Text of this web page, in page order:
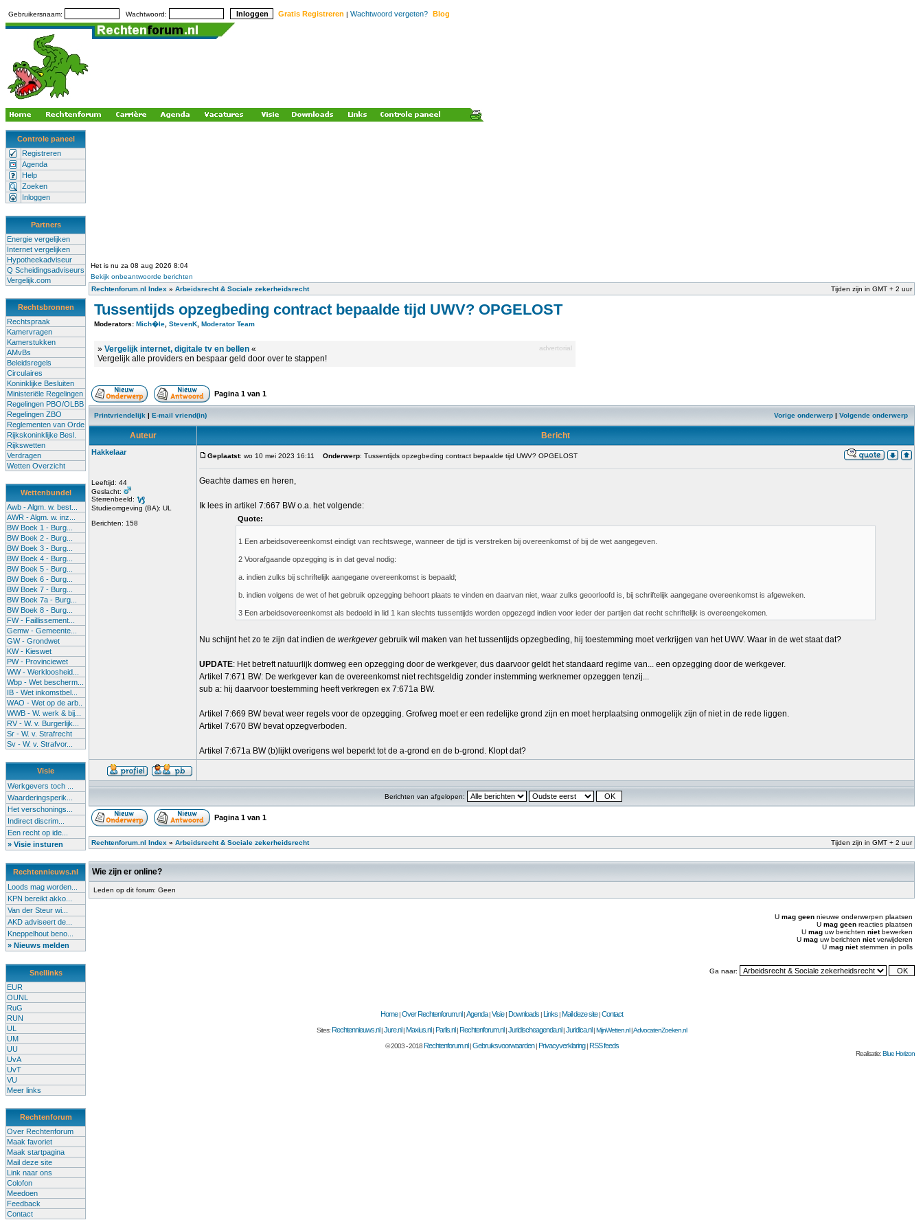
Gebruikersnaam: Wachtwoord: Gratis Registreren | Wachtwoord vergeten? Blog
Controle paneel
Registreren
Agenda
Help
Zoeken
Inloggen
Partners
Energie vergelijken
Internet vergelijken
Hypotheekadviseur
Q Scheidingsadviseurs
Vergelijk.com
Rechtsbronnen
Rechtspraak
Kamervragen
Kamerstukken
AMvBs
Beleidsregels
Circulaires
Koninklijke Besluiten
Ministeriële Regelingen
Regelingen PBO/OLBB
Regelingen ZBO
Reglementen van Orde
Rijkskoninklijke Besl.
Rijkswetten
Verdragen
Wetten Overzicht
Wettenbundel
Awb - Algm. w. best...
AWR - Algm. w. inz...
BW Boek 1 - Burg...
BW Boek 2 - Burg...
BW Boek 3 - Burg...
BW Boek 4 - Burg...
BW Boek 5 - Burg...
BW Boek 6 - Burg...
BW Boek 7 - Burg...
BW Boek 7a - Burg...
BW Boek 8 - Burg...
FW - Faillissement...
Gemw - Gemeente...
GW - Grondwet
KW - Kieswet
PW - Provinciewet
WW - Werkloosheid...
Wbp - Wet bescherm...
IB - Wet inkomstbel...
WAO - Wet op de arb..
WWB - W. werk & bij...
RV - W. v. Burgerlijk...
Sr - W. v. Strafrecht
Sv - W. v. Strafvor...
Visie
Werkgevers toch ...
Waarderingsperik...
Het verschonings...
Indirect discrim...
Een recht op ide...
» Visie insturen
Rechtennieuws.nl
Loods mag worden...
KPN bereikt akko...
Van der Steur wi...
AKD adviseert de...
Kneppelhout beno...
» Nieuws melden
Snellinks
EUR
OUNL
RuG
RUN
UL
UM
UU
UvA
UvT
VU
Meer links
Rechtenforum
Over Rechtenforum
Maak favoriet
Maak startpagina
Mail deze site
Link naar ons
Colofon
Meedoen
Feedback
Contact
Het is nu za 08 aug 2026 8:04
Bekijk onbeantwoorde berichten
Rechtenforum.nl Index » Arbeidsrecht & Sociale zekerheidsrecht Tijden zijn in GMT + 2 uur
Tussentijds opzegbeding contract bepaalde tijd UWV? OPGELOST
Moderators: Mich�le StevenK Moderator Team
» Vergelijk internet, digitale tv en bellen « advertorial
Vergelijk alle providers en bespaar geld door over te stappen!
Pagina 1 van 1
Printvriendelijk | E-mail vriend(in) Vorige onderwerp | Volgende onderwerp
Auteur Bericht
Hakkelaar
Leeftijd: 44
Geslacht:
Sterrenbeeld:
Studieomgeving (BA): UL
Berichten: 158
Geplaatst: wo 10 mei 2023 16:11 Onderwerp: Tussentijds opzegbeding contract bepaalde tijd UWV? OPGELOST
Geachte dames en heren,
Ik lees in artikel 7:667 BW o.a. het volgende:
Quote:
1 Een arbeidsovereenkomst eindigt van rechtswege, wanneer de tijd is verstreken bij overeenkomst of bij de wet aangegeven.
2 Voorafgaande opzegging is in dat geval nodig:
a. indien zulks bij schriftelijk aangegane overeenkomst is bepaald;
b. indien volgens de wet of het gebruik opzegging behoort plaats te vinden en daarvan niet, waar zulks geoorloofd is, bij schriftelijk aangegane overeenkomst is afgeweken.
3 Een arbeidsovereenkomst als bedoeld in lid 1 kan slechts tussentijds worden opgezegd indien voor ieder der partijen dat recht schriftelijk is overeengekomen.
Nu schijnt het zo te zijn dat indien de werkgevergebruik wil maken van het tussentijds opzegbeding, hij toestemming moet verkrijgen van het UWV. Waar in de wet staat dat?
UPDATE: Het betreft natuurlijk domweg een opzegging door de werkgever, dus daarvoor geldt het standaard regime van... een opzegging door de werkgever.
Artikel 7:671 BW: De werkgever kan de overeenkomst niet rechtsgeldig zonder instemming werknemer opzeggen tenzij...
sub a: hij daarvoor toestemming heeft verkregen ex 7:671a BW.
Artikel 7:669 BW bevat weer regels voor de opzegging. Grofweg moet er een redelijke grond zijn en moet herplaatsing onmogelijk zijn of niet in de rede liggen.
Artikel 7:670 BW bevat opzegverboden.
Artikel 7:671a BW (b)lijkt overigens wel beperkt tot de a-grond en de b-grond. Klopt dat?
Berichten van afgelopen:
Pagina 1 van 1
Rechtenforum.nl Index » Arbeidsrecht & Sociale zekerheidsrecht Tijden zijn in GMT + 2 uur
Wie zijn er online?
Leden op dit forum: Geen
U mag geen nieuwe onderwerpen plaatsen
U mag geen reacties plaatsen
U mag uw berichten nietbewerken
U mag uw berichten nietverwijderen
U mag nietstemmen in polls
Ga naar:
Home|Over Rechtenforum.nl |Agenda|Visie|Downloads |Links |Mail deze site|Contact
Sites:Rechtennieuws.nl |Jure.nl |Maxius.nl |Parlis.nl |Rechtenforum.nl |Juridischeagenda.nl |Juridica.nl |MijnWetten.nl|AdvocatenZoeken.nl
© 2003 - 2018Rechtenforum.nl|Gebruiksvoorwaarden|Privacyverklaring|RSS feeds
Realisatie:Blue Horizon